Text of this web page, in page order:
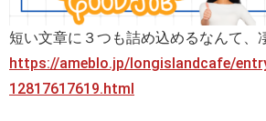
短い文章に３つも詰め込めるなんて、
https://ameblo.jp/longislandcafe/
12817617619.html